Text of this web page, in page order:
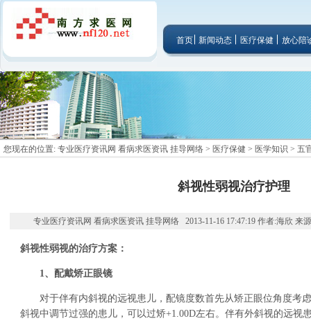
首页 新闻动态 医疗保健 放心陪
您现在的位置: 专业医疗资讯网 看病求医资讯 挂导网络 > 医疗保健 > 医学知识 > 五
斜视性弱视治疗护理
专业医疗资讯网 看病求医资讯 挂导网络 2013-11-16 17:47:19 作者:海欣 来
斜视性弱视的治疗方案：
1、配戴矫正眼镜
对于伴有内斜视的远视患儿，配镜度数首先从矫正眼位角度考
斜视中调节过强的患儿，可以过矫+1.00D左右。伴有外斜视的远视